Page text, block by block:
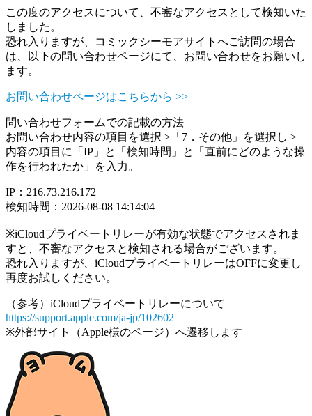
この度のアクセスについて、不審なアクセスとして検知いた
しました。
恐れ入りますが、コミックシーモアサイトへご訪問の場合
は、以下の問い合わせページにて、お問い合わせをお願いし
ます。
お問い合わせページはこちらから >>
問い合わせフォームでの記載の方法
お問い合わせ内容の項目を選択 >「7．その他」を選択し >
内容の項目に「IP」と「検知時間」と「直前にどのような操
作を行われたか」を入力。
IP：216.73.216.172
検知時間：2026-08-08 14:14:04
※iCloudプライベートリレーが有効な状態でアクセスされま
すと、不審なアクセスと検知される場合がございます。
恐れ入りますが、iCloudプライベートリレーはOFFに変更し
再度お試しください。
（参考）iCloudプライベートリレーについて
https://support.apple.com/ja-jp/102602
※外部サイト（Apple様のページ）へ遷移します